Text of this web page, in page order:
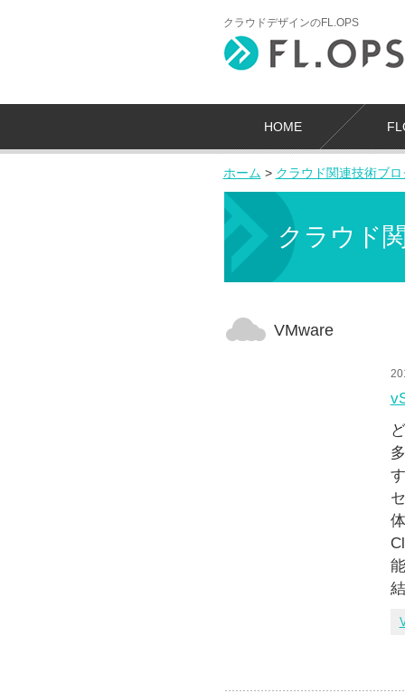
クラウドデザインのFL.OPS
HOME
ホーム > クラウド関連技術ブロ
クラウド
VMware